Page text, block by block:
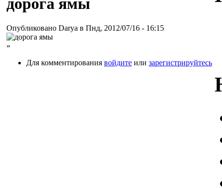
дорога ямы
Опубликовано Darya в Пнд, 2012/07/16 - 16:15
»
Для комментирования войдите или зарегистрируйтесь